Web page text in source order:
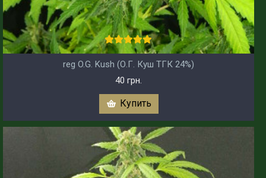
reg O.G. Kush (О.Г. Куш ТГК 24%)
40 грн.
Купить